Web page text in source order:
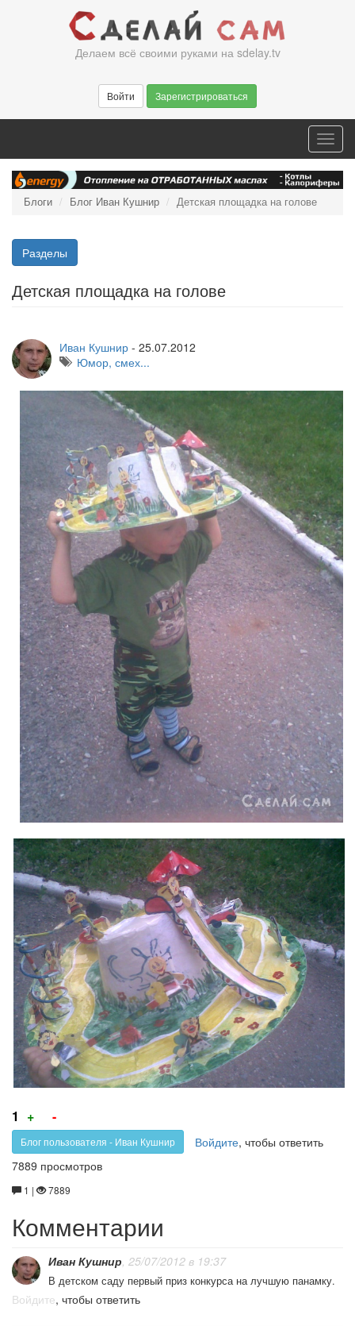
Делаем всё своими руками на sdelay.tv
Войти Зарегистрироваться
Блоги Блог Иван Кушнир Детская площадка на голове
Разделы
Детская площадка на голове
Иван Кушнир - 25.07.2012
Юмор, смех...
1 +
за!
-
против!
Блог пользователя - Иван Кушнир Войдите, чтобы ответить
7889 просмотров
1 | 7889
Комментарии
Иван Кушнир , 25/07/2012 в 19:37
В детском саду первый приз конкурса на лучшую панамку.
Войдите, чтобы ответить